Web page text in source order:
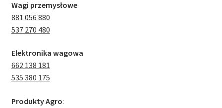
Wagi przemysłowe
881 056 880
537 270 480
Elektronika wagowa
662 138 181
535 380 175
Produkty Agro: